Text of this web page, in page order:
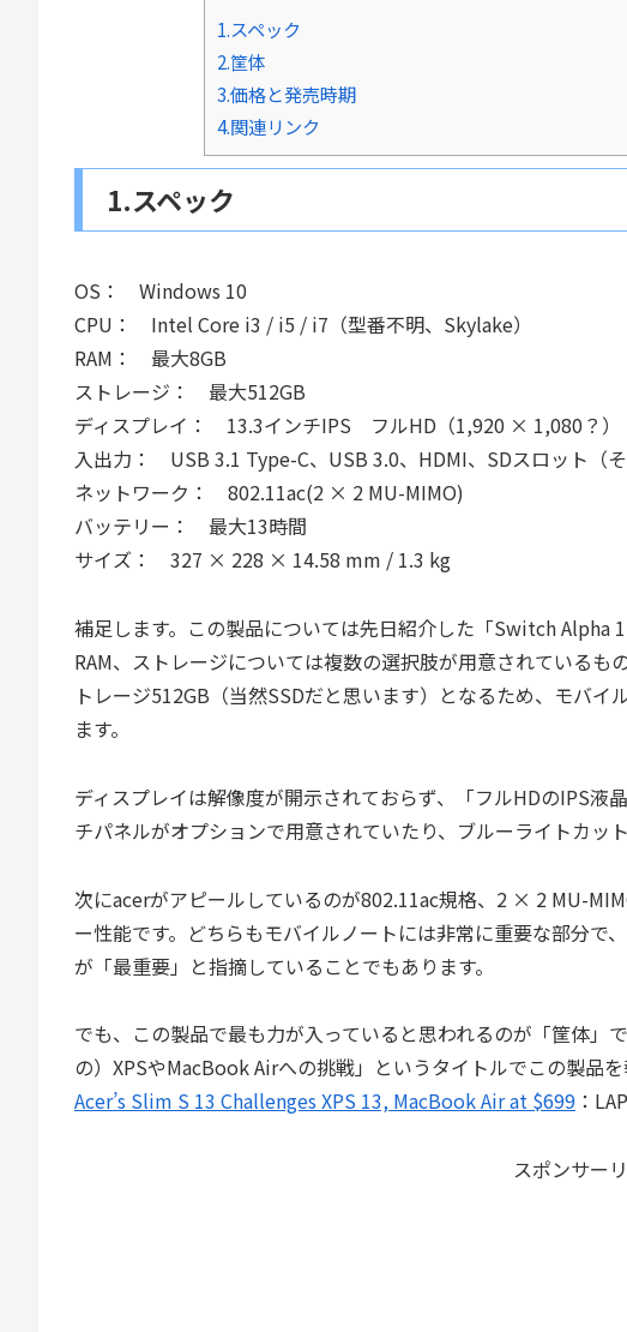
1.スペック
2.筐体
3.価格と発売時期
4.関連リンク
1.スペック
OS： Windows 10
CPU： Intel Core i3 / i5 / i7（型番不明、Skylake）
RAM： 最大8GB
ストレージ： 最大512GB
ディスプレイ： 13.3インチIPS フルHD（1,920 × 1,080？）
入出力： USB 3.1 Type-C、USB 3.0、HDMI、SDスロット（そ
ネットワーク： 802.11ac(2 × 2 MU-MIMO)
バッテリー： 最大13時間
サイズ： 327 × 228 × 14.58 mm / 1.3 kg
補足します。この製品については先日紹介した「Switch Alpha
RAM、ストレージについては複数の選択肢が用意されている
トレージ512GB（当然SSDだと思います）となるため、モバ
ます。
ディスプレイは解像度が開示されておらず、「フルHDのIPS液
チパネルがオプションで用意されていたり、ブルーライトカッ
次にacerがアピールしているのが802.11ac規格、2 × 2 MU-
ー性能です。どちらもモバイルノートには非常に重要な部分で
が「最重要」と指摘していることでもあります。
でも、この製品で最も力が入っていると思われるのが「筐体」
の）XPSやMacBook Airへの挑戦」というタイトルでこの製品を
Acer’s Slim S 13 Challenges XPS 13, MacBook Air at $699 ：
スポンサー